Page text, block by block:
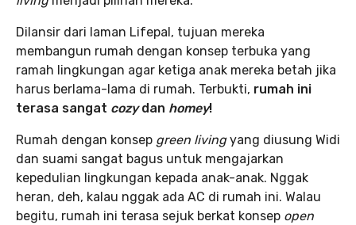
Dilansir dari laman Lifepal, tujuan mereka
membangun rumah dengan konsep terbuka yang
ramah lingkungan agar ketiga anak mereka betah jika
harus berlama-lama di rumah. Terbukti, rumah ini
terasa sangat cozydan homey!
Rumah dengan konsep green livingyang diusung Widi
dan suami sangat bagus untuk mengajarkan
kepedulian lingkungan kepada anak-anak. Nggak
heran, deh, kalau nggak ada AC di rumah ini. Walau
begitu, rumah ini terasa sejuk berkat konsep open